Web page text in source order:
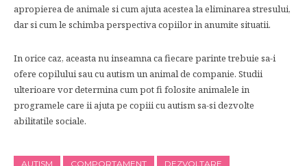
apropierea de animale si cum ajuta acestea la eliminarea stresului,
dar si cum le schimba perspectiva copiilor in anumite situatii.
In orice caz, aceasta nu inseamna ca fiecare parinte trebuie sa-i
ofere copilului sau cu autism un animal de companie. Studii
ulterioare vor determina cum pot fi folosite animalele in
programele care ii ajuta pe copiii cu autism sa-si dezvolte
abilitatile sociale.
AUTISM COMPORTAMENT
DEZVOLTARE